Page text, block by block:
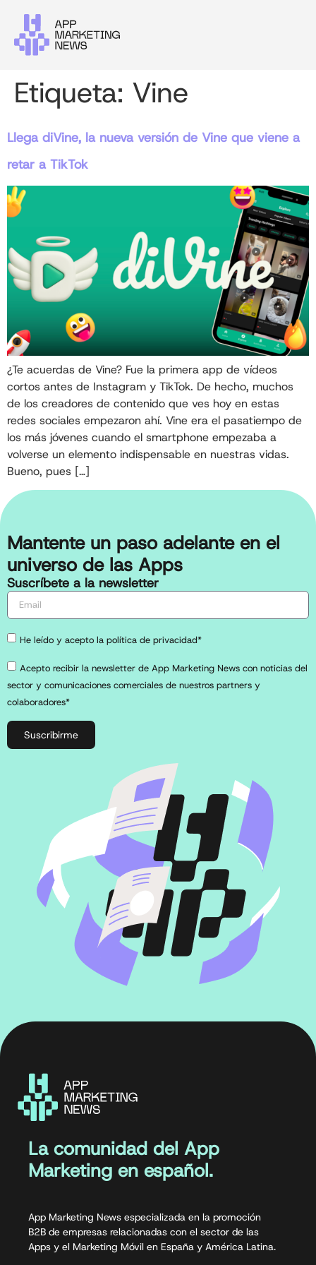
Etiqueta: Vine
Llega diVine, la nueva versión de Vine que viene a
retar a TikTok
¿Te acuerdas de Vine? Fue la primera app de vídeos
cortos antes de Instagram y TikTok. De hecho, muchos
de los creadores de contenido que ves hoy en estas
redes sociales empezaron ahí. Vine era el pasatiempo de
los más jóvenes cuando el smartphone empezaba a
volverse un elemento indispensable en nuestras vidas.
Bueno, pues […]
Mantente un paso adelante en el
universo de las Apps
Suscríbete a la newsletter
He leído y acepto la política de privacidad*
Acepto recibir la newsletter de App Marketing News con noticias del
sector y comunicaciones comerciales de nuestros partners y
colaboradores*
Suscribirme
La comunidad del App
Marketing en español.
App Marketing News especializada en la promoción
B2B de empresas relacionadas con el sector de las
Apps y el Marketing Móvil en España y América Latina.